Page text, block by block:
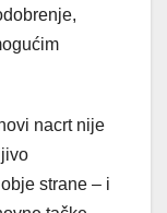
nacrt nije
strane – i